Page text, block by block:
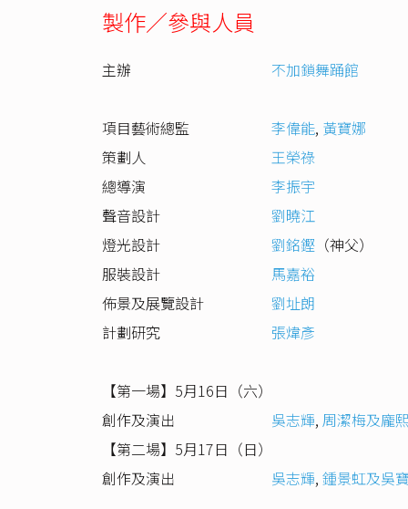
製作／參與人員
主辦 不加鎖舞踊館
項目藝術總監 李偉能, 黃寶娜
策劃人
王榮祿
總導演
李振宇
聲音設計
劉曉江
燈光設計
劉銘鏗 （神父）
服裝設計
馬嘉裕
佈景及展覽設計
劉址朗
計劃研究
張煒彥
【第一場】5月16日（六）
創作及演出
吳志輝, 周潔梅及龐
【第二場】5月17日（日）
創作及演出
吳志輝, 鍾景虹及吳